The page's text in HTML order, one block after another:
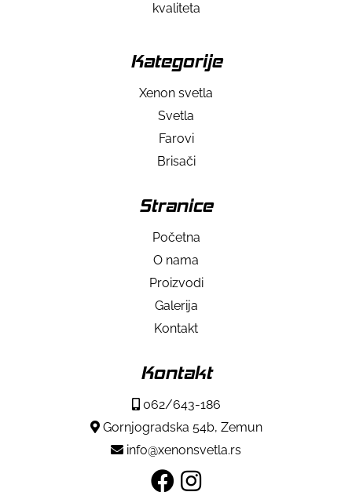
kvaliteta
Kategorije
Xenon svetla
Svetla
Farovi
Brisači
Stranice
Početna
O nama
Proizvodi
Galerija
Kontakt
Kontakt
062/643-186
Gornjogradska 54b, Zemun
info@xenonsvetla.rs